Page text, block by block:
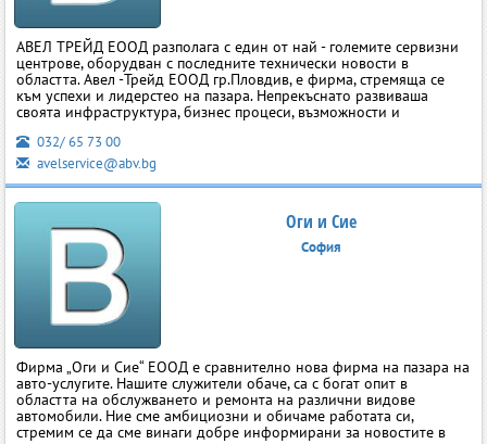
АВЕЛ ТРЕЙД ЕООД разполага с един от най - големите сервизни
центрове, оборудван с последните технически новости в
областта. Авел -Трейд ЕООД гр.Пловдив, е фирма, стремяща се
към успехи и лидерстео на пазара. Непрекъснато развиваша
своята инфраструктура, бизнес процеси, възможности и
032/ 65 73 00
avelservice@abv.bg
Оги и Сие
София
Фирма „Оги и Сие“ ЕООД е сравнително нова фирма на пазара на
авто-услугите. Нашите служители обаче, са с богат опит в
областта на обслужването и ремонта на различни видове
автомобили. Ние сме амбициозни и обичаме работата си,
стремим се да сме винаги добре информирани за новостите в